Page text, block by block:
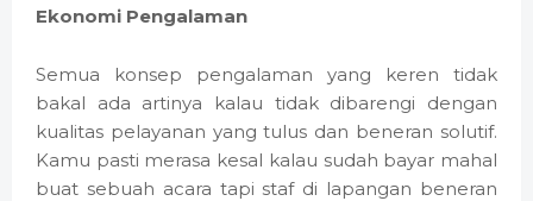
Ekonomi Pengalaman
Semua konsep pengalaman yang keren tidak
bakal ada artinya kalau tidak dibarengi dengan
kualitas pelayanan yang tulus dan beneran solutif.
Kamu pasti merasa kesal kalau sudah bayar mahal
buat sebuah acara tapi staf di lapangan beneran